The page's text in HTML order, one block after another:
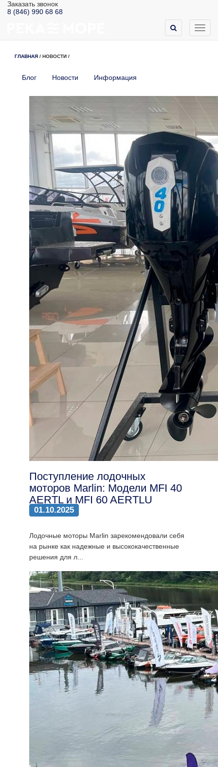
Заказать звонок
8 (846) 990 68 68
ГЛАВНАЯ / НОВОСТИ /
Блог Новости Информация
Поступление лодочных
моторов Marlin: Модели MFI 40
AERTL и MFI 60 AERTLU
01.10.2025
Лодочные моторы Marlin зарекомендовали себя
на рынке как надежные и высококачественные
решения для л...